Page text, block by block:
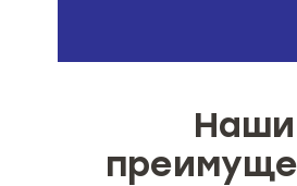
Наши